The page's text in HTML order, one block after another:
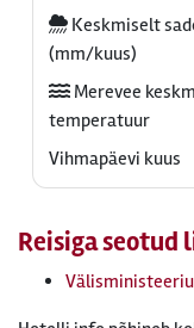
Keskmiselt
(mm/kuus)
Merevee
temperatuur
Vihmapäevi kuus
Reisiga seotud